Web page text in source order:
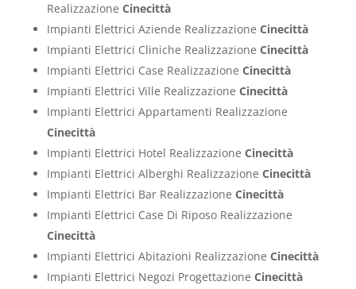
Realizzazione Cinecittà
Impianti Elettrici Aziende Realizzazione Cinecittà
Impianti Elettrici Cliniche Realizzazione Cinecittà
Impianti Elettrici Case Realizzazione Cinecittà
Impianti Elettrici Ville Realizzazione Cinecittà
Impianti Elettrici Appartamenti Realizzazione
Cinecittà
Impianti Elettrici Hotel Realizzazione Cinecittà
Impianti Elettrici Alberghi Realizzazione Cinecittà
Impianti Elettrici Bar Realizzazione Cinecittà
Impianti Elettrici Case Di Riposo Realizzazione
Cinecittà
Impianti Elettrici Abitazioni Realizzazione Cinecittà
Impianti Elettrici Negozi Progettazione Cinecittà